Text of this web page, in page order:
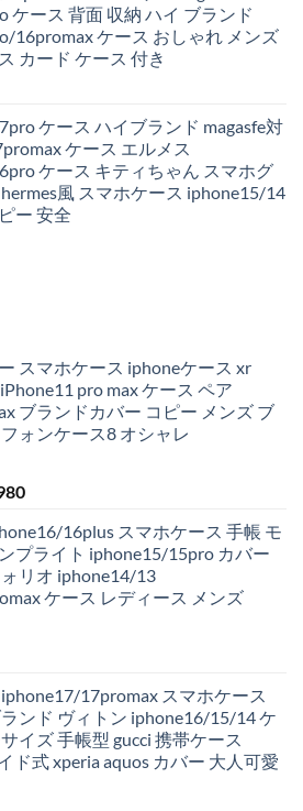
ケース 背面 収納 ハイ ブランド
16promax ケース おしゃれ メンズ
カード ケース 付き
ケース ハイブランド magasfe対
ケース エルメス
ケース キティちゃん スマホグ
風 スマホケース iphone15/14
ー 安全
スマホケース iphoneケース xr
pro max ケース ペア
ブランドカバー コピー メンズ ブ
ォンケース8 オシャレ
現
の
価
格
は
16plus スマホケース 手帳 モ
プライト iphone15/15pro カバー
リオ iphone14/13
ケース レディース メンズ
17promax スマホケース
ンド ヴィトン iphone16/15/14 ケ
イズ 手帳型 gucci 携帯ケース
ド式 xperia aquos カバー 大人可愛